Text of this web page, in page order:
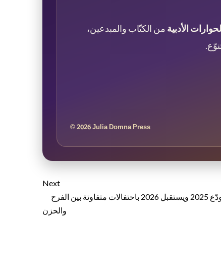
الأدبية من الكتّاب والمبدعين،
© 2026 Julia Domna Press
Next
العالم يودّع 2025 ويستقبل 2026 باحتفالات متفاوتة بين الفرح
والحزن